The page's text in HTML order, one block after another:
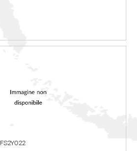
FS2YO22